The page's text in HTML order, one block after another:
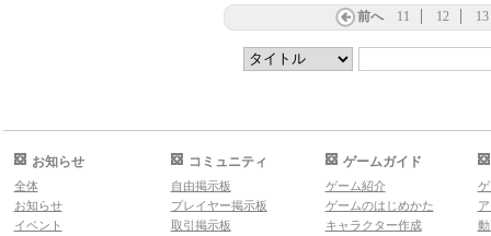
前へ 11 12 13
お知らせ
全体
お知らせ
イベント
コミュニティ
自由掲示板
プレイヤー掲示板
取引掲示板
ゲームガイド
ゲーム紹介
ゲームのはじめかた
キャラクター作成